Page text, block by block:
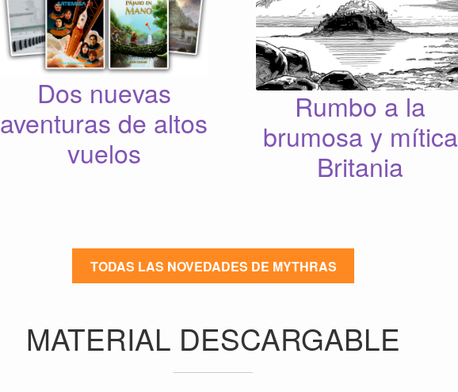
Dos nuevas
aventuras de altos
vuelos
Rumbo a la
brumosa y mítica
Britania
TODAS LAS NOVEDADES DE MYTHRAS
MATERIAL DESCARGABLE